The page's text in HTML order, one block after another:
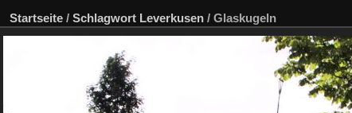
Startseite / Schlagwort Leverkusen / Glaskugeln